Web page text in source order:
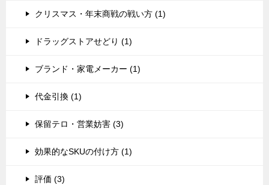
クリスマス・年末商戦の戦い方 (1)
ドラッグストアせどり (1)
ブランド・家電メーカー (1)
代金引換 (1)
保留テロ・営業妨害 (3)
効果的なSKUの付け方 (1)
評価 (3)